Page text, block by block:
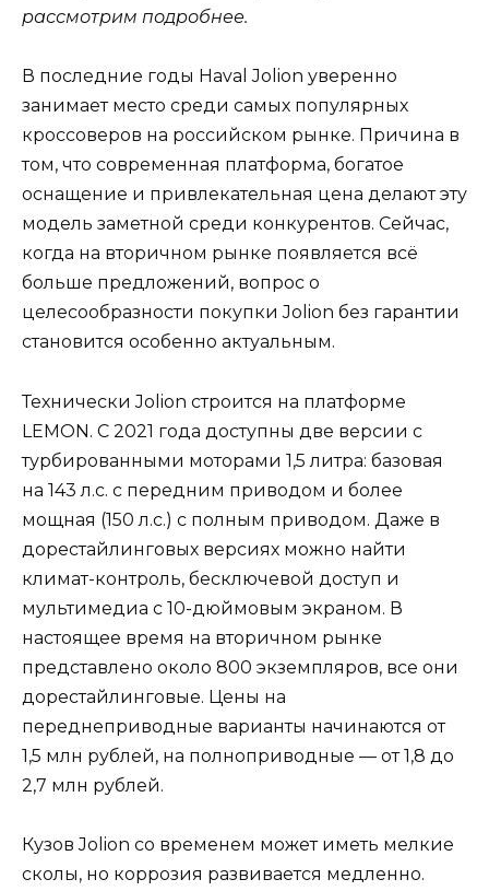
рассмотрим подробнее.
В последние годы Haval Jolion уверенно
занимает место среди самых популярных
кроссоверов на российском рынке. Причина в
том, что современная платформа, богатое
оснащение и привлекательная цена делают эту
модель заметной среди конкурентов. Сейчас,
когда на вторичном рынке появляется всё
больше предложений, вопрос о
целесообразности покупки Jolion без гарантии
становится особенно актуальным.
Технически Jolion строится на платформе
LEMON. С 2021 года доступны две версии с
турбированными моторами 1,5 литра: базовая
на 143 л.с. с передним приводом и более
мощная (150 л.с.) с полным приводом. Даже в
дорестайлинговых версиях можно найти
климат-контроль, бесключевой доступ и
мультимедиа с 10-дюймовым экраном. В
настоящее время на вторичном рынке
представлено около 800 экземпляров, все они
дорестайлинговые. Цены на
переднеприводные варианты начинаются от
1,5 млн рублей, на полноприводные — от 1,8 до
2,7 млн рублей.
Кузов Jolion со временем может иметь мелкие
сколы, но коррозия развивается медленно.